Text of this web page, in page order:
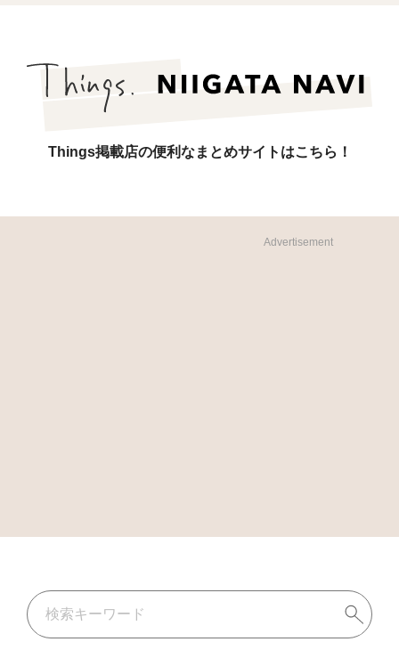
Things掲載店の便利なまとめサイトはこちら！
Advertisement